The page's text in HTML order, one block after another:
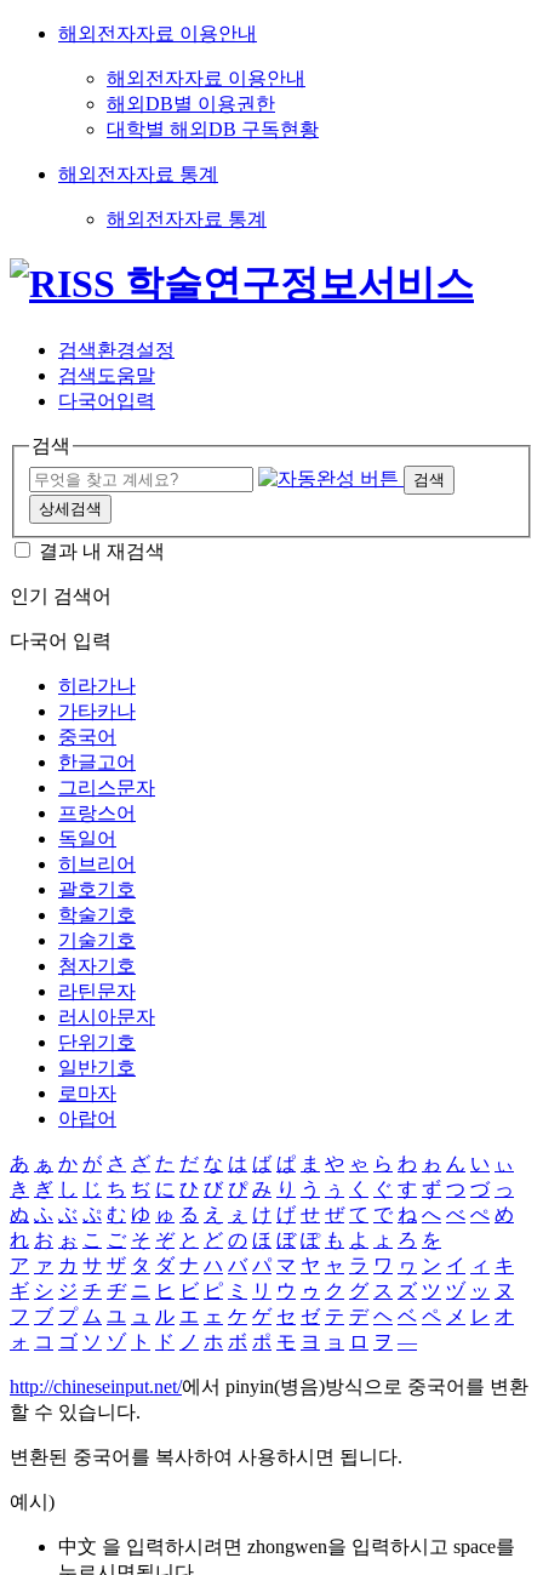
해외전자자료 이용안내
해외전자자료 이용안내
해외DB별 이용권한
대학별 해외DB 구독현황
해외전자자료 통계
해외전자자료 통계
검색환경설정
검색도움말
다국어입력
검색
검색
상세검색
결과 내 재검색
인기 검색어
다국어 입력
히라가나
가타카나
중국어
한글고어
그리스문자
프랑스어
독일어
히브리어
괄호기호
학술기호
기술기호
첨자기호
라틴문자
러시아문자
단위기호
일반기호
로마자
아랍어
あ ぁ か が さ ざ た だ な は ば ぱ ま や ゃ ら わ ゎ ん い ぃ
き ぎ し じ ち ぢ に ひ び ぴ み り う ぅ く ぐ す ず つ づ っ
ぬ ふ ぶ ぷ む ゆ ゅ る え ぇ け げ せ ぜ て で ね へ べ ぺ め
れ お ぉ こ ご そ ぞ と ど の ほ ぼ ぽ も よ ょ ろ を
ア ァ カ サ ザ タ ダ ナ ハ バ パ マ ヤ ャ ラ ワ ヮ ン イ ィ キ
ギ シ ジ チ ヂ ニ ヒ ビ ピ ミ リ ウ ゥ ク グ ス ズ ツ ヅ ッ ヌ
フ ブ プ ム ユ ュ ル エ ェ ケ ゲ セ ゼ テ デ ヘ ベ ペ メ レ オ
ォ コ ゴ ソ ゾ ト ド ノ ホ ボ ポ モ ヨ ョ ロ ヲ ―
http://chineseinput.net/에서 pinyin(병음)방식으로 중국어를 변환
할 수 있습니다.
변환된 중국어를 복사하여 사용하시면 됩니다.
예시)
中文 을 입력하시려면 zhongwen을 입력하시고 space를